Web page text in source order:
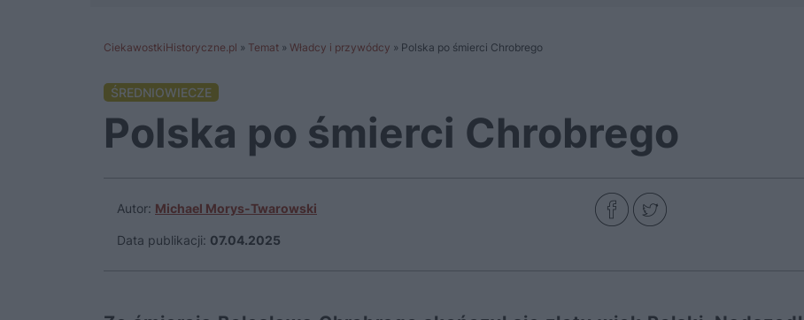
CiekawostkiHistoryczne.pl » Temat » Władcy i przywódcy » Polska po śmierci Chrobrego
ŚREDNIOWIECZE
Polska po śmierci Chrobrego
Autor: Michael Morys-Twarowski
Data publikacji: 07.04.2025